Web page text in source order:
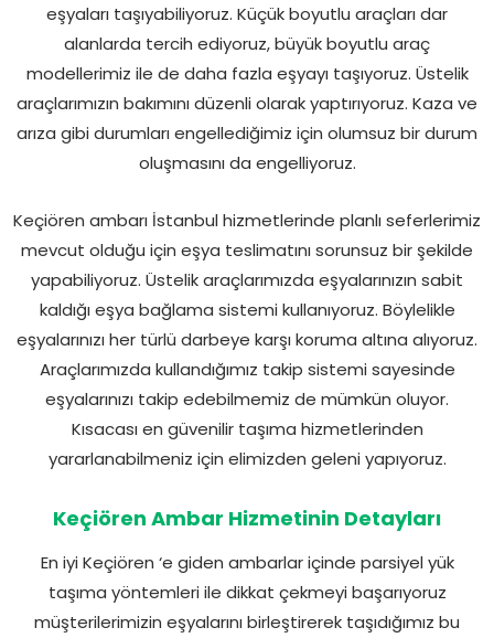
eşyaları taşıyabiliyoruz. Küçük boyutlu araçları dar
alanlarda tercih ediyoruz, büyük boyutlu araç
modellerimiz ile de daha fazla eşyayı taşıyoruz. Üstelik
araçlarımızın bakımını düzenli olarak yaptırıyoruz. Kaza ve
arıza gibi durumları engellediğimiz için olumsuz bir durum
oluşmasını da engelliyoruz.
Keçiören ambarı İstanbul hizmetlerinde planlı seferlerimiz
mevcut olduğu için eşya teslimatını sorunsuz bir şekilde
yapabiliyoruz. Üstelik araçlarımızda eşyalarınızın sabit
kaldığı eşya bağlama sistemi kullanıyoruz. Böylelikle
eşyalarınızı her türlü darbeye karşı koruma altına alıyoruz.
Araçlarımızda kullandığımız takip sistemi sayesinde
eşyalarınızı takip edebilmemiz de mümkün oluyor.
Kısacası en güvenilir taşıma hizmetlerinden
yararlanabilmeniz için elimizden geleni yapıyoruz.
Keçiören Ambar Hizmetinin Detayları
En iyi Keçiören ‘e giden ambarlar içinde parsiyel yük
taşıma yöntemleri ile dikkat çekmeyi başarıyoruz
müşterilerimizin eşyalarını birleştirerek taşıdığımız bu